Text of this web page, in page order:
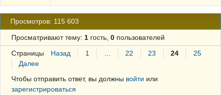
Просмотров: 115 603
Просматривают тему: 1гость, 0пользователей
Страницы Назад 1 22 23 24
25
Далее
Чтобы отправить ответ, вы должны войти или
зарегистрироваться